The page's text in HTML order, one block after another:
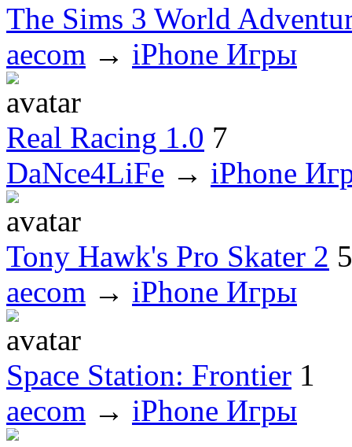
The Sims 3 World
aecom → iPhone Игры
Real Racing 1.0 7
DaNce4LiFe → iPhone
Tony Hawk's Pro Skater 2 5
aecom → iPhone Игры
Space Station: Frontier 1
aecom → iPhone Игры